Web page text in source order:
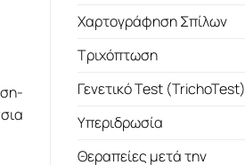
Χαρτογράφηση Σπίλων
Τριχόπτωση
Γενετικό Test (TrichoTest)
Υπεριδρωσία
Θεραπείες μετά την